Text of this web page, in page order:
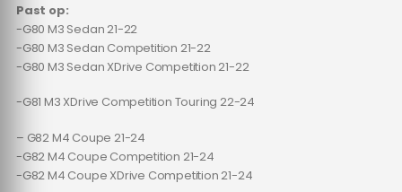
Past op:
-G80 M3 Sedan 21-22
-G80 M3 Sedan Competition 21-22
-G80 M3 Sedan XDrive Competition 21-22
-G81 M3 XDrive Competition Touring 22-24
– G82 M4 Coupe 21-24
-G82 M4 Coupe Competition 21-24
-G82 M4 Coupe XDrive Competition 21-24